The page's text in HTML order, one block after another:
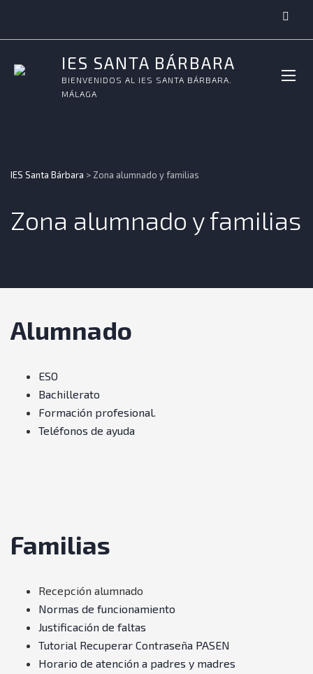
IES SANTA BÁRBARA
BIENVENIDOS AL IES SANTA BÁRBARA.
MÁLAGA
IES Santa Bárbara > Zona alumnado y familias
Zona alumnado y familias
Alumnado
ESO
Bachillerato
Formación profesional.
Teléfonos de ayuda
Familias
Recepción alumnado
Normas de funcionamiento
Justificación de faltas
Tutorial Recuperar Contraseña PASEN
Horario de atención a padres y madres